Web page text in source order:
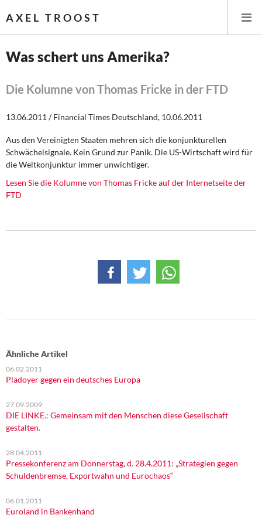
AXEL TROOST
Leitlinien linker Wirtschafts- und Finanzpolitik
Wirtschaftspolitik
Steuer- und Finanzpolitik
Memo-Gruppe
Institut Solidarische Moderne
Rosa-Luxemburg-Stiftung
Über mich
Was schert uns Amerika?
Die Kolumne von Thomas Fricke in der FTD
13.06.2011 / Financial Times Deutschland, 10.06.2011
Aus den Vereinigten Staaten mehren sich die konjunkturellen
Schwächelsignale. Kein Grund zur Panik. Die US-Wirtschaft wird für
die Weltkonjunktur immer unwichtiger.
Lesen Sie die Kolumne von Thomas Fricke auf der Internetseite der
FTD
Ähnliche Artikel
06.02.2011
Plädoyer gegen ein deutsches Europa
27.09.2009
DIE LINKE.: Gemeinsam mit den Menschen diese Gesellschaft
gestalten.
28.04.2011
Pressekonferenz am Donnerstag, d. 28.4.2011: „Strategien gegen
Schuldenbremse, Exportwahn und Eurochaos“
06.01.2011
Euroland in Bankenhand